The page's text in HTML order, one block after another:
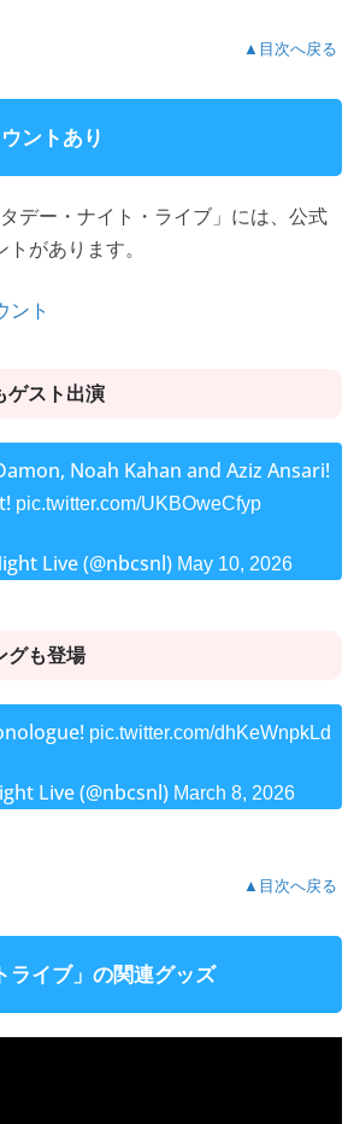
▲目次へ戻る
ントあり
デー・ナイト・ライブ」には、公式
があります。
ント
ゲスト出演
Noah Kahan and Aziz Ansari!
pic.twitter.com/UKBOweCfyp
Live (@nbcsnl) May 10, 2026
グも登場
pic.twitter.com/dhKeWnpkLd
Live (@nbcsnl) March 8, 2026
▲目次へ戻る
ライブ」の関連グッズ